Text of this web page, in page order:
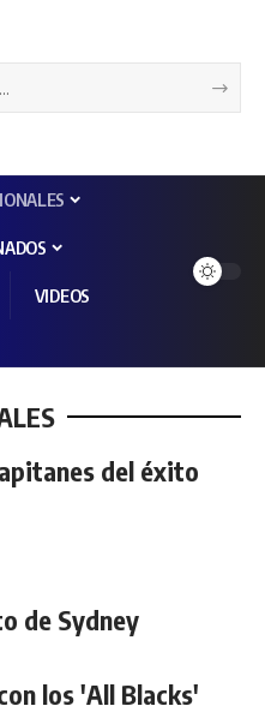
VIDEOS
del éxito
de Sydney
los 'All Blacks'